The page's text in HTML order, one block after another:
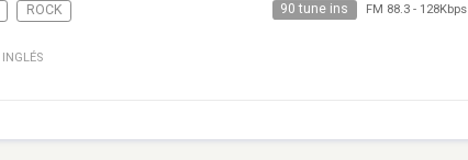
ROCK 90 tune ins FM 88.3- 128Kbps
INGLÉS